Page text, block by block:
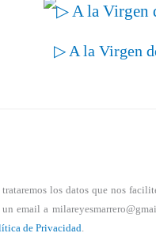
▷ A la Virgen
los datos que nos
a
de Privacidad.